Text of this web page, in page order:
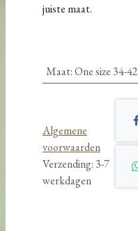
juiste maat.
Maat:One size 34-42
Algemene
voorwaarden
Verzending: 3-7
werkdagen